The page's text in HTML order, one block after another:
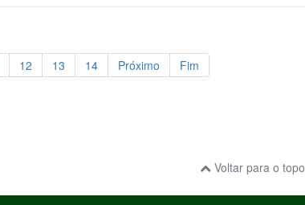
12 13 14 Próximo Fim
Voltar para o topo